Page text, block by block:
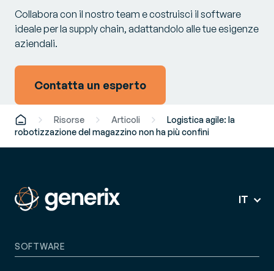
Collabora con il nostro team e costruisci il software
ideale per la supply chain, adattandolo alle tue esigenze
aziendali.
Contatta un esperto
Risorse Articoli
Logistica agile: la
robotizzazione del magazzino non ha più confini
IT
SOFTWARE